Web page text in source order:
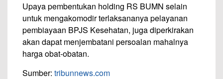
Upaya pembentukan holding RS BUMN selain
untuk mengakomodir terlaksananya pelayanan
pembiayaan BPJS Kesehatan, juga diperkirakan
akan dapat menjembatani persoalan mahalnya
harga obat-obatan.
Sumber: tribunnews.com